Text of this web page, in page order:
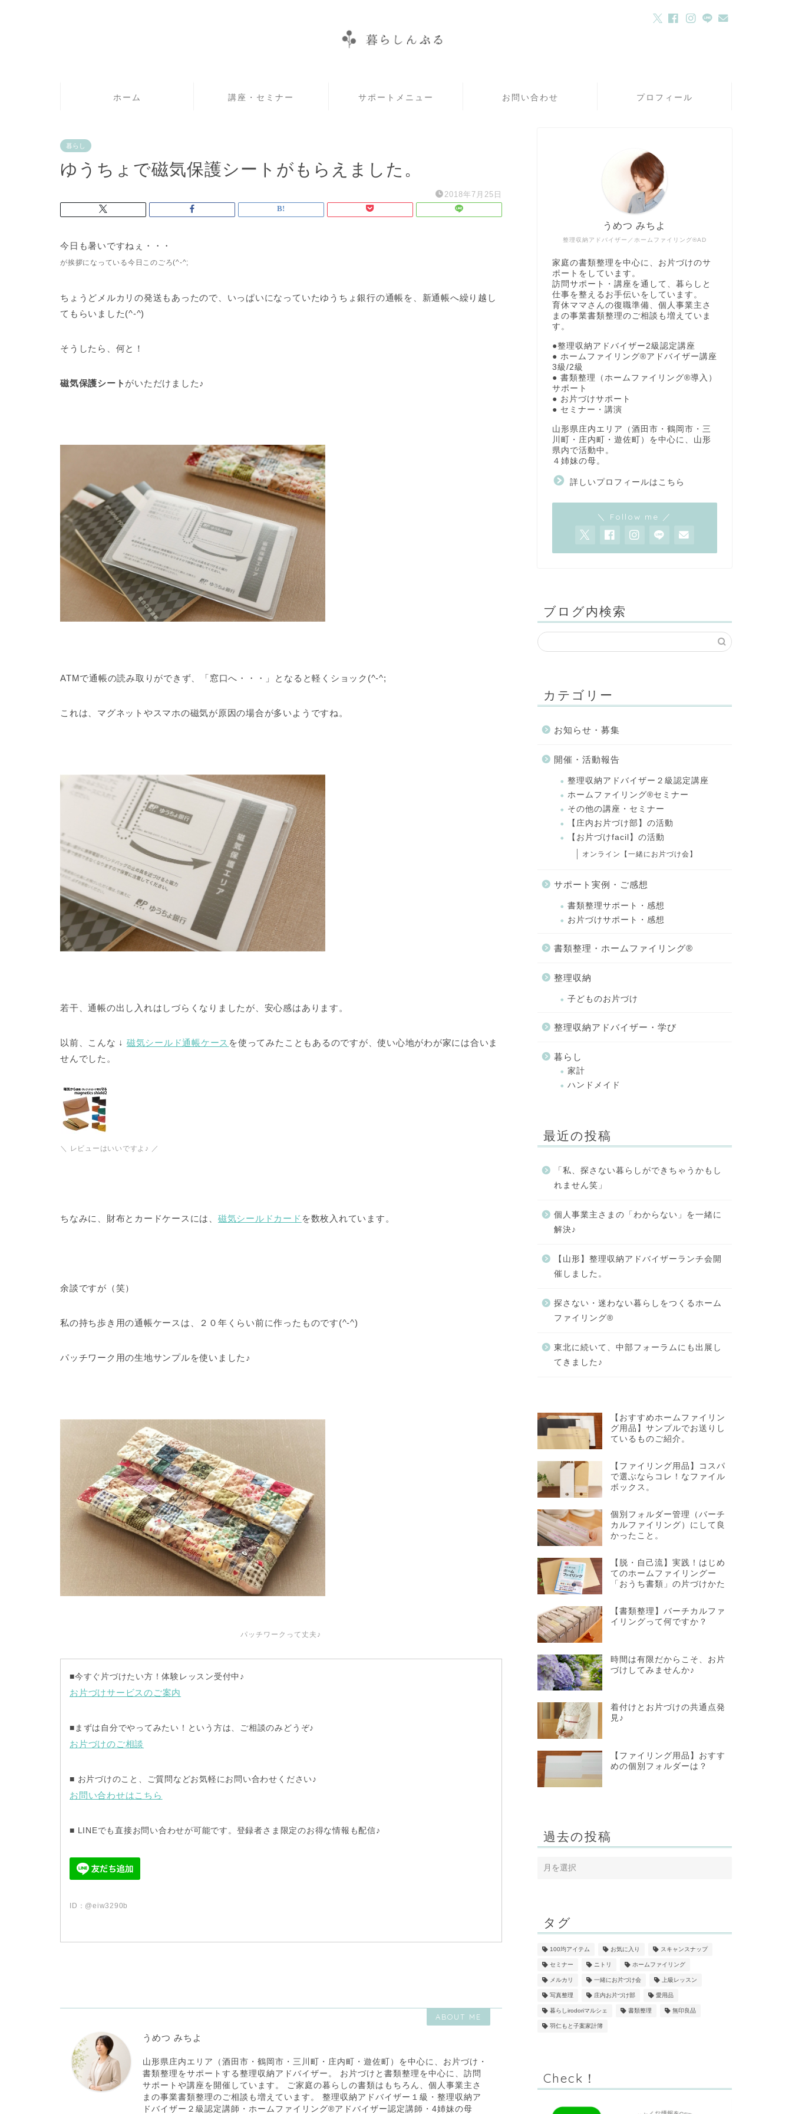
ホーム 講座・セミナー サポートメニュー お問い合わせ プロフィール
暮らし
ゆうちょで磁気保護シートがもらえました。
2018年7月25日
今日も暑いですねぇ・・・
が挨拶になっている今日このごろ(^-^;
ちょうどメルカリの発送もあったので、いっぱいになっていたゆうちょ銀行の通帳を、新通帳へ繰り越し
てもらいました(^-^)
そうしたら、何と！
磁気保護シート がいただけました♪
ATMで通帳の読み取りができず、「窓口へ・・・」となると軽くショック(^-^;
これは、マグネットやスマホの磁気が原因の場合が多いようですね。
若干、通帳の出し入れはしづらくなりましたが、安心感はあります。
以前、こんな ↓ 磁気シールド通帳ケース を使ってみたこともあるのですが、使い心地がわが家には合いま
せんでした。
＼ レビューはいいですよ♪ ／
ちなみに、財布とカードケースには、 磁気シールドカード を数枚入れています。
余談ですが（笑）
私の持ち歩き用の通帳ケースは、２０年くらい前に作ったものです(^-^)
パッチワーク用の生地サンプルを使いました♪
パッチワークって丈夫♪
■今すぐ片づけたい方！体験レッスン受付中♪
お片づけサービスのご案内
■まずは自分でやってみたい！という方は、ご相談のみどうぞ♪
お片づけのご相談
■ お片づけのこと、ご質問などお気軽にお問い合わせください♪
お問い合わせはこちら
■ LINEでも直接お問い合わせが可能です。登録者さま限定のお得な情報も配信♪
ID ： @eiw3290b
ABOUT ME
うめつ みちよ
山形県庄内エリア（酒田市・鶴岡市・三川町・庄内町・遊佐町）を中心に、お片づけ・
書類整理をサポートする整理収納アドバイザー。 お片づけと書類整理を中心に、訪問
サポートや講座を開催しています。 ご家庭の暮らしの書類はもちろん、個人事業主さ
まの事業書類整理のご相談も増えています。 整理収納アドバイザー１級・整理収納ア
ドバイザー２級認定講師・ホームファイリング®アドバイザー認定講師・4姉妹の母
整理収納アドバイザー／ホームファイリング®AD
うめつ みちよ
家庭の書類整理を中心に、お片づけのサ
ポートをしています。
訪問サポート・講座を通して、暮らしと
仕事を整えるお手伝いをしています。
育休ママさんの復職準備、個人事業主さ
まの事業書類整理のご相談も増えていま
す。
●整理収納アドバイザー2級認定講座
● ホームファイリング®アドバイザー講座
3級/2級
● 書類整理（ホームファイリング®導入）
サポート
● お片づけサポート
● セミナー・講演
山形県庄内エリア（酒田市・鶴岡市・三
川町・庄内町・遊佐町）を中心に、山形
県内で活動中。
４姉妹の母。
詳しいプロフィールはこちら
＼ Follow me ／
ブログ内検索
カテゴリー
お知らせ・募集
開催・活動報告
整理収納アドバイザー２級認定講座
ホームファイリング®セミナー
その他の講座・セミナー
【庄内お片づけ部】の活動
【お片づけfacil】の活動
オンライン【一緒にお片づけ会】
サポート実例・ご感想
書類整理サポート・感想
お片づけサポート・感想
書類整理・ホームファイリング®
整理収納
子どものお片づけ
整理収納アドバイザー・学び
暮らし
家計
ハンドメイド
最近の投稿
「私、探さない暮らしができちゃうかもし
れません笑」
個人事業主さまの「わからない」を一緒に
解決♪
【山形】整理収納アドバイザーランチ会開
催しました。
探さない・迷わない暮らしをつくるホーム
ファイリング®
東北に続いて、中部フォーラムにも出展し
てきました♪
【おすすめホームファイリン
グ用品】サンプルでお送りし
ているものご紹介。
【ファイリング用品】コスパ
で選ぶならコレ！なファイル
ボックス。
個別フォルダー管理（バーチ
カルファイリング）にして良
かったこと。
【脱・自己流】実践！はじめ
てのホームファイリングー
「おうち書類」の片づけかた
【書類整理】バーチカルファ
イリングって何ですか？
時間は有限だからこそ、お片
づけしてみませんか♪
着付けとお片づけの共通点発
見♪
【ファイリング用品】おすす
めの個別フォルダーは？
過去の投稿
タグ
100均アイテム お気に入り スキャンスナップ
セミナー ニトリ ホームファイリング
メルカリ 一緒にお片づけ会 上級レッスン
写真整理 庄内お片づけ部 愛用品
暮らしirodoriマルシェ 書類整理 無印良品
羽仁もと子案家計簿
Check！